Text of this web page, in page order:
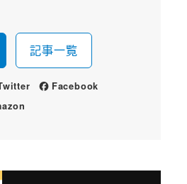
記事一覧
Facebook